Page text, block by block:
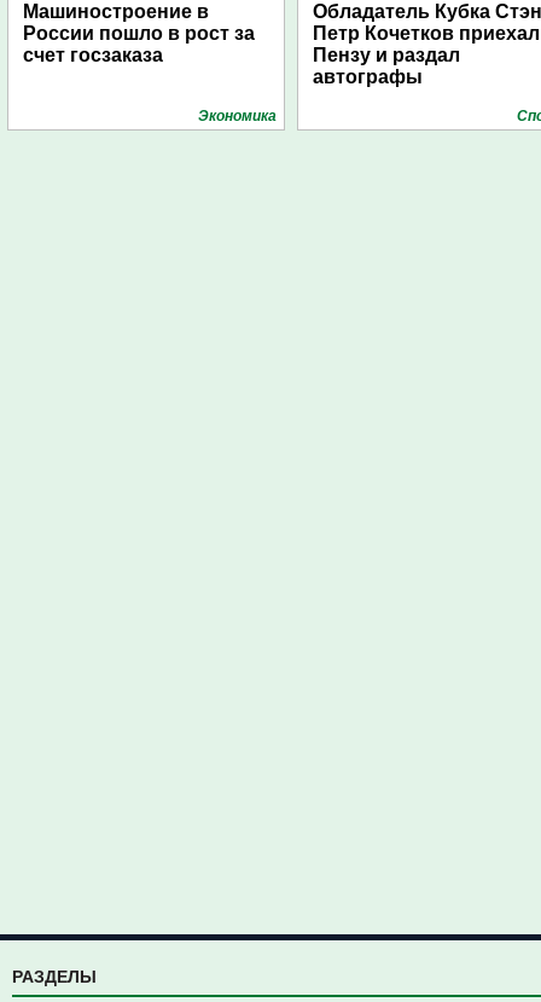
Машиностроение в
России пошло в рост за
счет госзаказа
Экономика
Обладатель Кубка
Петр Кочетков
Пензу и раздал
автографы
РАЗДЕЛЫ